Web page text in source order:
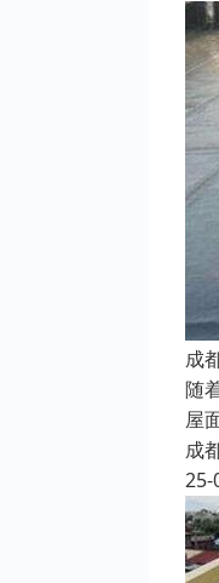
成
随
屋
成
25-